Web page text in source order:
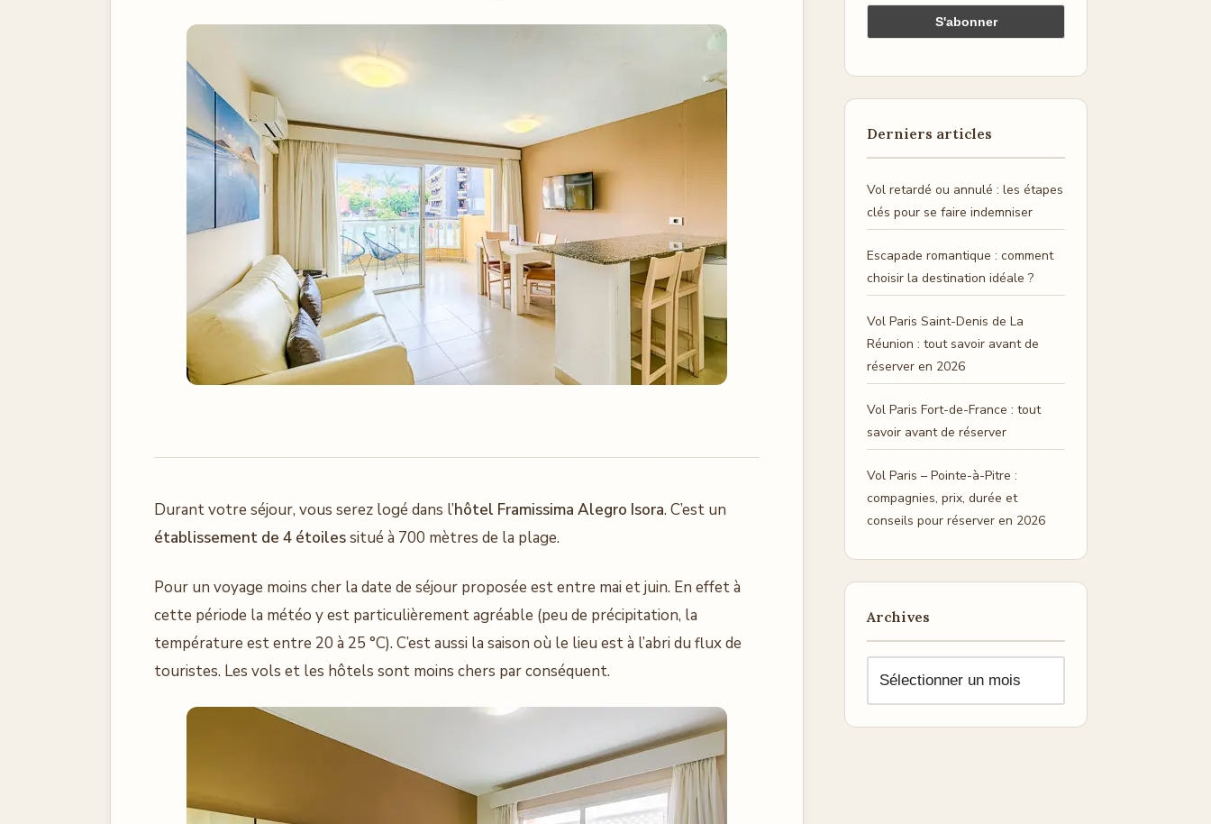
Durant votre séjour, vous serez logé dans l’hôtel Framissima Alegro Isora. C’est un
établissement de 4 étoilessitué à 700 mètres de la plage.
Pour un voyage moins cher la date de séjour proposée est entre mai et juin. En effet à
cette période la météo y est particulièrement agréable (peu de précipitation, la
température est entre 20 à 25 °C). C’est aussi la saison où le lieu est à l’abri du flux de
touristes. Les vols et les hôtels sont moins chers par conséquent.
Derniers articles
Vol retardé ou annulé : les étapes
clés pour se faire indemniser
Escapade romantique : comment
choisir la destination idéale ?
Vol Paris Saint-Denis de La
Réunion : tout savoir avant de
réserver en 2026
Vol Paris Fort-de-France : tout
savoir avant de réserver
Vol Paris – Pointe-à-Pitre :
compagnies, prix, durée et
conseils pour réserver en 2026
Archives